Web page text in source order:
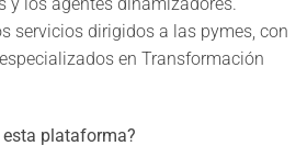
y los agentes dinamizadores.
servicios dirigidos a las pymes, con
en Transformación
plataforma?